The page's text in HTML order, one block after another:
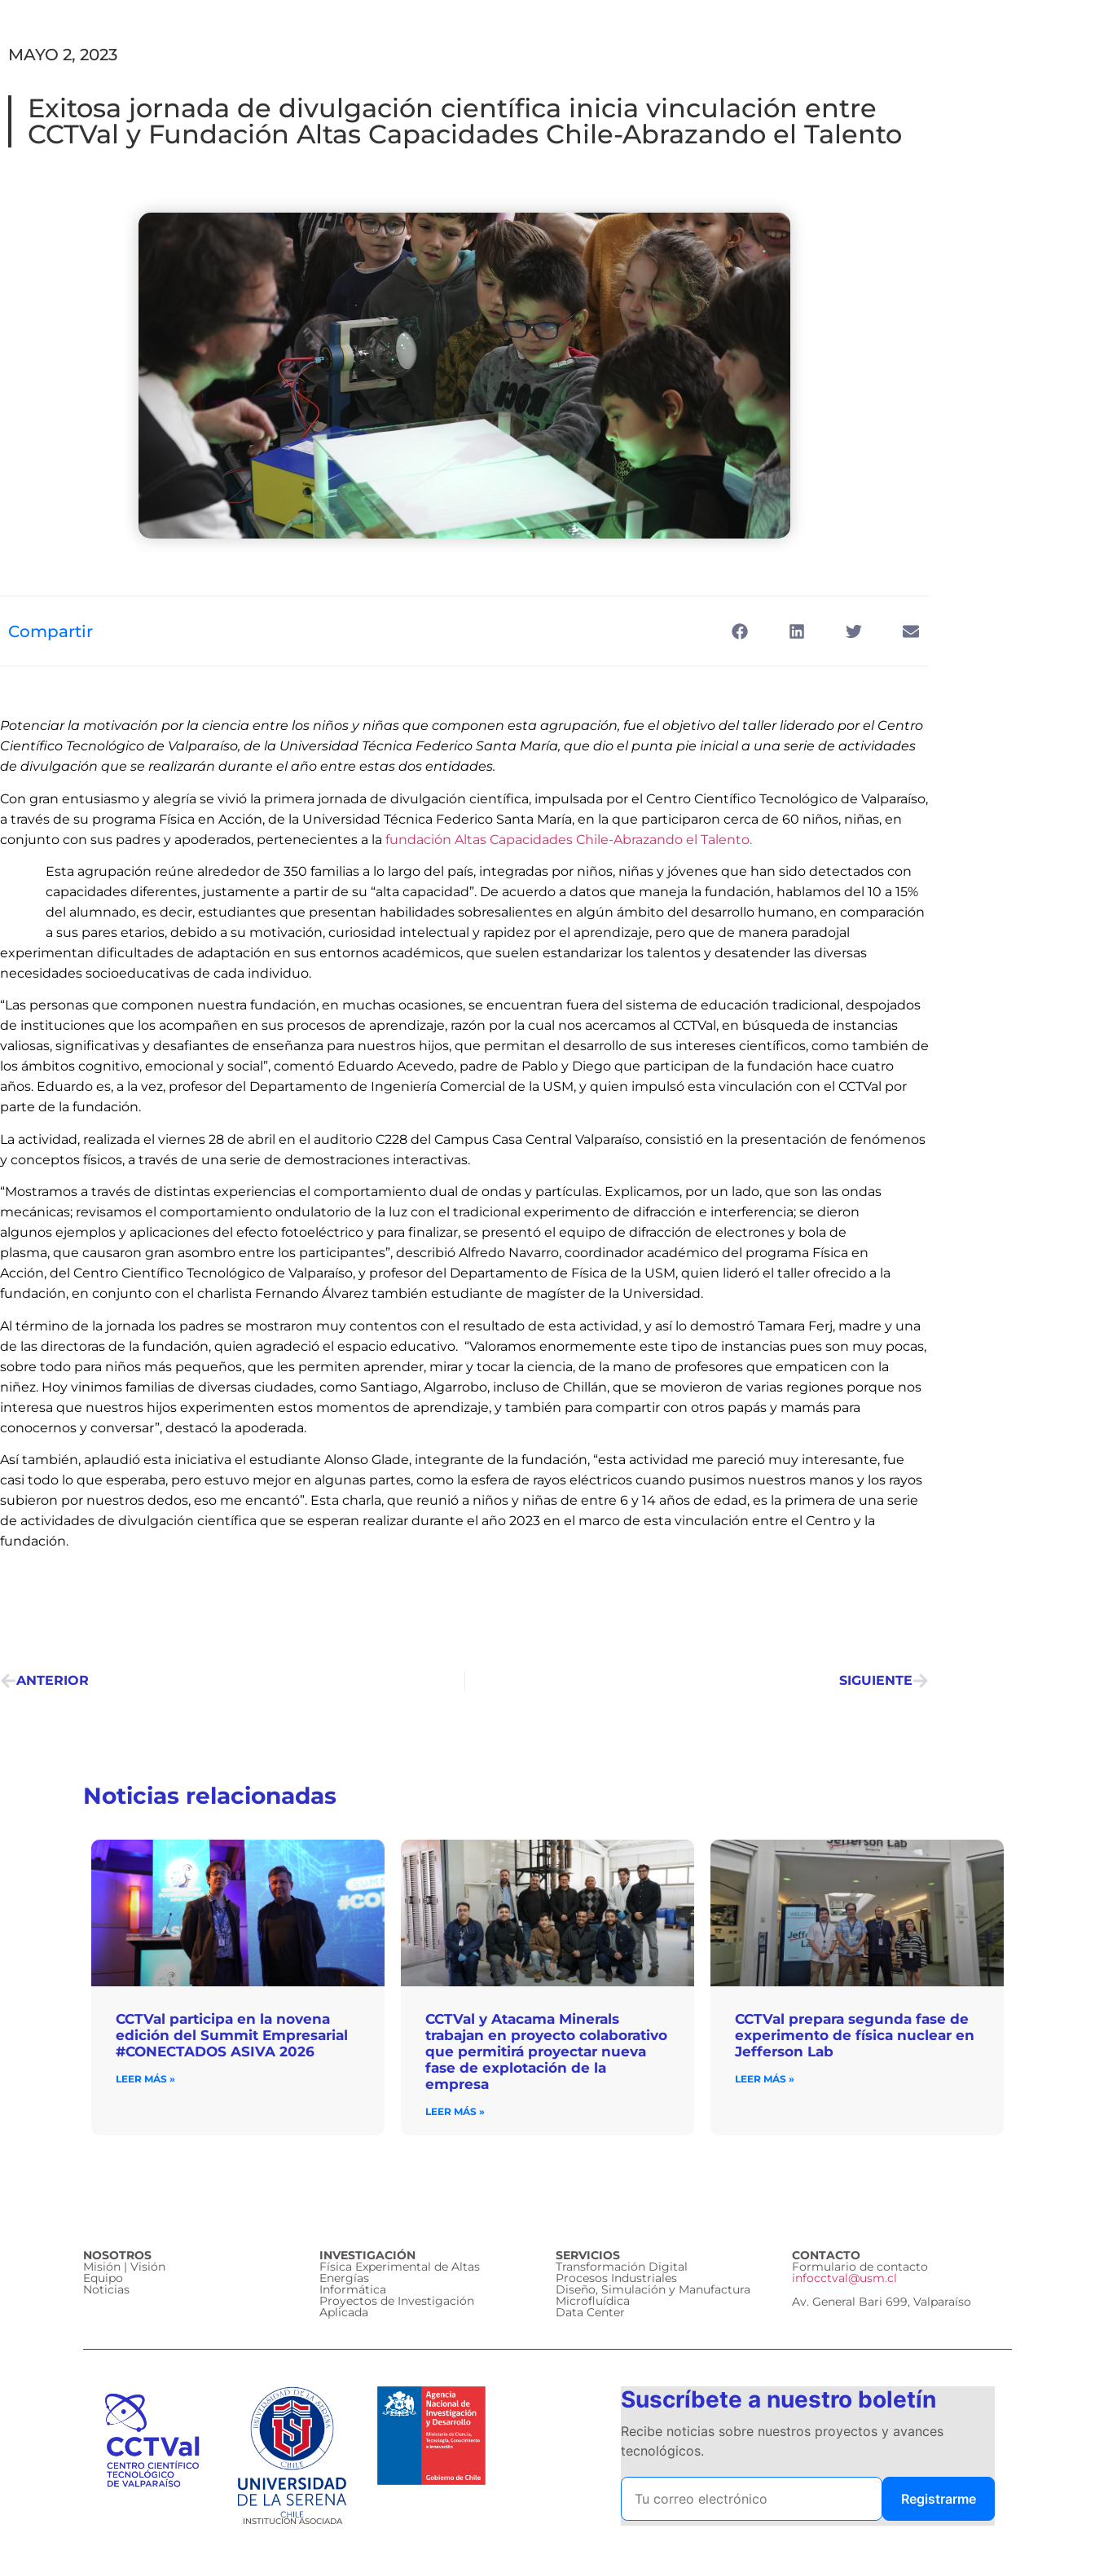
MAYO 2, 2023
Exitosa jornada de divulgación científica inicia vinculación entre
CCTVal y Fundación Altas Capacidades Chile-Abrazando el Talento
Compartir
Potenciar la motivación por la ciencia entre los niños y niñas que componen esta agrupación, fue el objetivo del taller liderado por el Centro
Científico Tecnológico de Valparaíso, de la Universidad Técnica Federico Santa María, que dio el punta pie inicial a una serie de actividades
de divulgación que se realizarán durante el año entre estas dos entidades.
Con gran entusiasmo y alegría se vivió la primera jornada de divulgación científica, impulsada por el Centro Científico Tecnológico de Valparaíso,
a través de su programa Física en Acción, de la Universidad Técnica Federico Santa María, en la que participaron cerca de 60 niños, niñas, en
conjunto con sus padres y apoderados, pertenecientes a la fundación Altas Capacidades Chile-Abrazando el Talento.
Esta agrupación reúne alrededor de 350 familias a lo largo del país, integradas por niños, niñas y jóvenes que han sido detectados con
capacidades diferentes, justamente a partir de su “alta capacidad”. De acuerdo a datos que maneja la fundación, hablamos del 10 a 15%
del alumnado, es decir, estudiantes que presentan habilidades sobresalientes en algún ámbito del desarrollo humano, en comparación
a sus pares etarios, debido a su motivación, curiosidad intelectual y rapidez por el aprendizaje, pero que de manera paradojal
experimentan dificultades de adaptación en sus entornos académicos, que suelen estandarizar los talentos y desatender las diversas
necesidades socioeducativas de cada individuo.
“Las personas que componen nuestra fundación, en muchas ocasiones, se encuentran fuera del sistema de educación tradicional, despojados
de instituciones que los acompañen en sus procesos de aprendizaje, razón por la cual nos acercamos al CCTVal, en búsqueda de instancias
valiosas, significativas y desafiantes de enseñanza para nuestros hijos, que permitan el desarrollo de sus intereses científicos, como también de
los ámbitos cognitivo, emocional y social”, comentó Eduardo Acevedo, padre de Pablo y Diego que participan de la fundación hace cuatro
años. Eduardo es, a la vez, profesor del Departamento de Ingeniería Comercial de la USM, y quien impulsó esta vinculación con el CCTVal por
parte de la fundación.
La actividad, realizada el viernes 28 de abril en el auditorio C228 del Campus Casa Central Valparaíso, consistió en la presentación de fenómenos
y conceptos físicos, a través de una serie de demostraciones interactivas.
“Mostramos a través de distintas experiencias el comportamiento dual de ondas y partículas. Explicamos, por un lado, que son las ondas
mecánicas; revisamos el comportamiento ondulatorio de la luz con el tradicional experimento de difracción e interferencia; se dieron
algunos ejemplos y aplicaciones del efecto fotoeléctrico y para finalizar, se presentó el equipo de difracción de electrones y bola de
plasma, que causaron gran asombro entre los participantes”, describió Alfredo Navarro, coordinador académico del programa Física en
Acción, del Centro Científico Tecnológico de Valparaíso, y profesor del Departamento de Física de la USM, quien lideró el taller ofrecido a la
fundación, en conjunto con el charlista Fernando Álvarez también estudiante de magíster de la Universidad.
Al término de la jornada los padres se mostraron muy contentos con el resultado de esta actividad, y así lo demostró Tamara Ferj, madre y una
de las directoras de la fundación, quien agradeció el espacio educativo. “Valoramos enormemente este tipo de instancias pues son muy pocas,
sobre todo para niños más pequeños, que les permiten aprender, mirar y tocar la ciencia, de la mano de profesores que empaticen con la
niñez. Hoy vinimos familias de diversas ciudades, como Santiago, Algarrobo, incluso de Chillán, que se movieron de varias regiones porque nos
interesa que nuestros hijos experimenten estos momentos de aprendizaje, y también para compartir con otros papás y mamás para
conocernos y conversar”, destacó la apoderada.
Así también, aplaudió esta iniciativa el estudiante Alonso Glade, integrante de la fundación, “esta actividad me pareció muy interesante, fue
casi todo lo que esperaba, pero estuvo mejor en algunas partes, como la esfera de rayos eléctricos cuando pusimos nuestros manos y los rayos
subieron por nuestros dedos, eso me encantó”. Esta charla, que reunió a niños y niñas de entre 6 y 14 años de edad, es la primera de una serie
de actividades de divulgación científica que se esperan realizar durante el año 2023 en el marco de esta vinculación entre el Centro y la
fundación.
ANTERIOR SIGUIENTE
Noticias relacionadas
CCTVal participa en la novena
edición del Summit Empresarial
#CONECTADOS ASIVA 2026
LEER MÁS »
CCTVal y Atacama Minerals
trabajan en proyecto colaborativo
que permitirá proyectar nueva
fase de explotación de la
empresa
LEER MÁS »
CCTVal prepara segunda fase de
experimento de física nuclear en
Jefferson Lab
LEER MÁS »
NOSOTROS
Misión | Visión
Equipo
Noticias
INVESTIGACIÓN
Física Experimental de Altas
Energías
Informática
Proyectos de Investigación
Aplicada
SERVICIOS
Transformación Digital
Procesos Industriales
Diseño, Simulación y Manufactura
Microfluídica
Data Center
CONTACTO
Formulario de contacto
infocctval@usm.cl
Av. General Bari 699, Valparaíso
INSTITUCIÓN ASOCIADA
Suscríbete a nuestro boletín
Recibe noticias sobre nuestros proyectos y avances
tecnológicos.
Registrarme